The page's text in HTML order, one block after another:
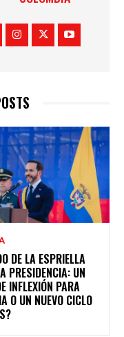
DE LA ESPRIELLA
PRESIDENCIA: UN
INFLEXIÓN PARA
O UN NUEVO CICLO